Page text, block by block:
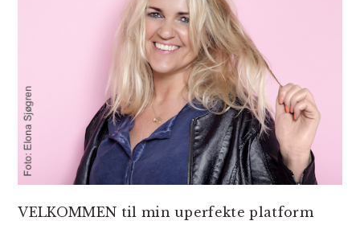
VELKOMMEN til min uperfekte platform